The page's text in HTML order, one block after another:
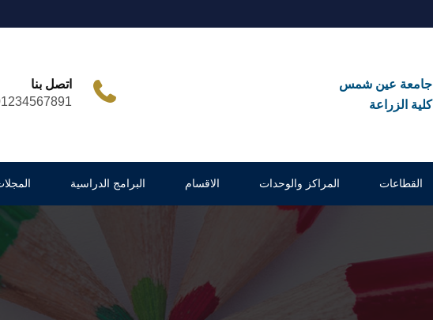
جامعة عين شمس
كلية الزراعة
اتصل بنا
القطاعات المراكز والوحدات الاقسام البرامج الدراسية